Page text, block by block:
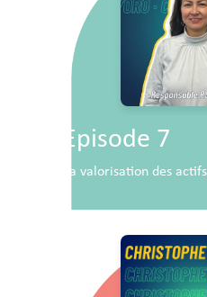
Episode 7
La valorisation des